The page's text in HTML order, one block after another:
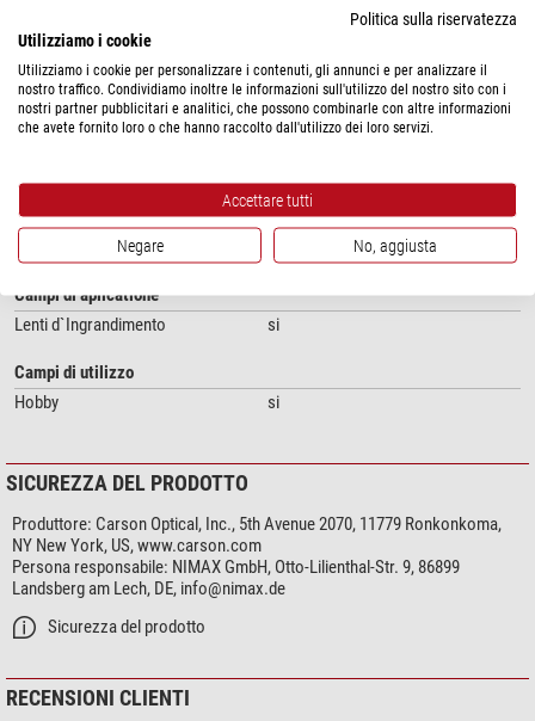
Particolarità
Iluminazione
-
Generale
Larghezza (mm)
50
Altezza (mm)
38
Campi di aplicatione
Lenti d`Ingrandimento
si
Campi di utilizzo
Hobby
si
SICUREZZA DEL PRODOTTO
Produttore: Carson Optical, Inc., 5th Avenue 2070, 11779 Ronkonkoma,
NY New York, US, www.carson.com
Persona responsabile: NIMAX GmbH, Otto-Lilienthal-Str. 9, 86899
Landsberg am Lech, DE, info@nimax.de
Sicurezza del prodotto
RECENSIONI CLIENTI
Politica sulla riservatezza
Utilizziamo i cookie
Utilizziamo i cookie per personalizzare i contenuti, gli annunci e per analizzare il
nostro traffico. Condividiamo inoltre le informazioni sull'utilizzo del nostro sito con i
nostri partner pubblicitari e analitici, che possono combinarle con altre informazioni
che avete fornito loro o che hanno raccolto dall'utilizzo dei loro servizi.
Accettare tutti
Negare No, aggiusta